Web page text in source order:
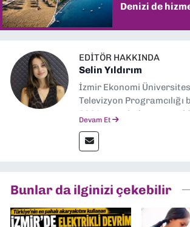
Denizi de
EDITÖR HAKKINDA
Selin Yıldırım
İzmir Ekonomi
Televizyon Programcılığı
2024 senesinde mezun
editörlük görevini de
Devam Et
Bunlar da ilginizi çekebilir